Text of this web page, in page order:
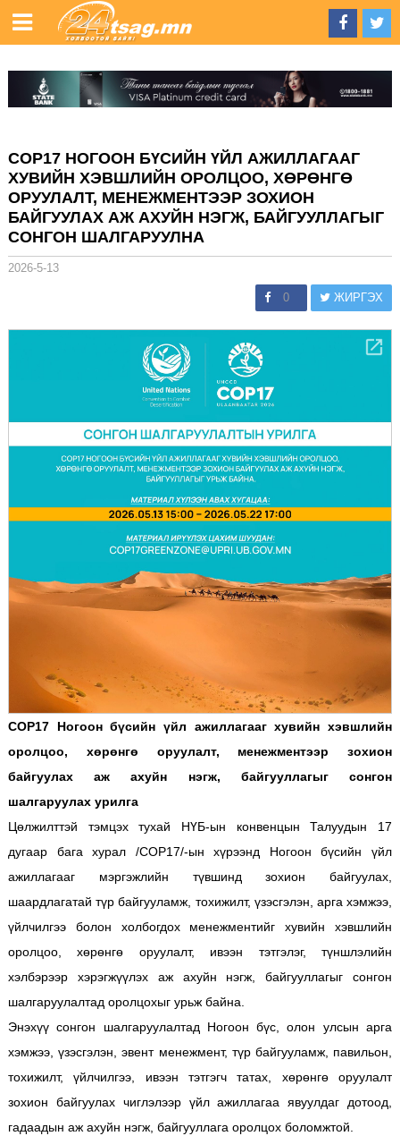
COP17 НОГООН БҮСИЙН ҮЙЛ АЖИЛЛАГААГ
ХУВИЙН ХЭВШЛИЙН ОРОЛЦОО, ХӨРӨНГӨ
ОРУУЛАЛТ, МЕНЕЖМЕНТЭЭР ЗОХИОН
БАЙГУУЛАХ АЖ АХУЙН НЭГЖ, БАЙГУУЛЛАГЫГ
СОНГОН ШАЛГАРУУЛНА
2026-5-13
0 ЖИРГЭХ
COP17 Ногоон бүсийн үйл ажиллагааг хувийн хэвшлийн
оролцоо, хөрөнгө оруулалт, менежментээр зохион
байгуулах аж ахуйн нэгж, байгууллагыг сонгон
шалгаруулах урилга
Цөлжилттэй тэмцэх тухай НҮБ-ын конвенцын Талуудын 17
дугаар бага хурал /COP17/-ын хүрээнд Ногоон бүсийн үйл
ажиллагааг мэргэжлийн түвшинд зохион байгуулах,
шаардлагатай түр байгууламж, тохижилт, үзэсгэлэн, арга хэмжээ,
үйлчилгээ болон холбогдох менежментийг хувийн хэвшлийн
оролцоо, хөрөнгө оруулалт, ивээн тэтгэлэг, түншлэлийн
хэлбэрээр хэрэгжүүлэх аж ахуйн нэгж, байгууллагыг сонгон
шалгаруулалтад оролцохыг урьж байна.
Энэхүү сонгон шалгаруулалтад Ногоон бүс, олон улсын арга
хэмжээ, үзэсгэлэн, эвент менежмент, түр байгууламж, павильон,
тохижилт, үйлчилгээ, ивээн тэтгэгч татах, хөрөнгө оруулалт
зохион байгуулах чиглэлээр үйл ажиллагаа явуулдаг дотоод,
гадаадын аж ахуйн нэгж, байгууллага оролцох боломжтой.